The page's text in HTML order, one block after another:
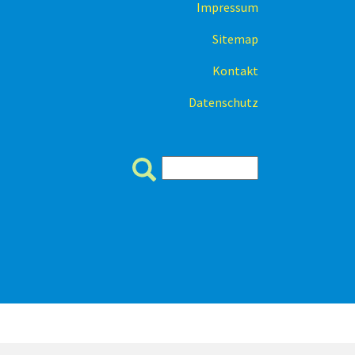
Impressum
Sitemap
Kontakt
Datenschutz